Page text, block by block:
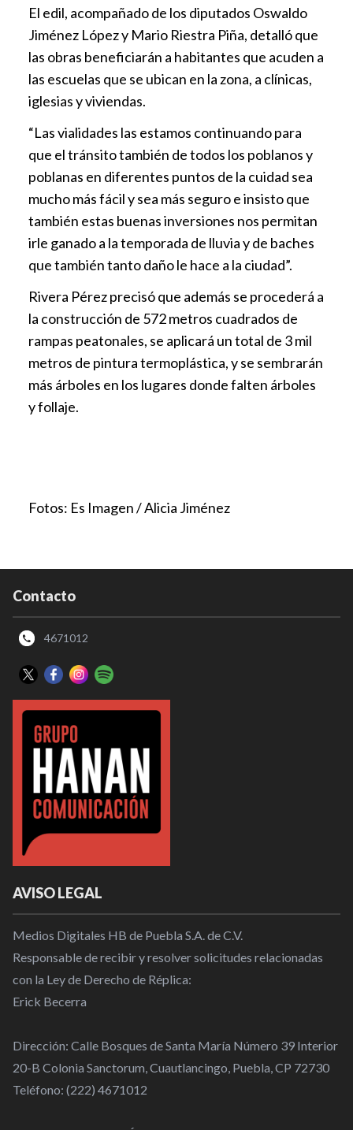
El edil, acompañado de los diputados Oswaldo
Jiménez López y Mario Riestra Piña, detalló que
las obras beneficiarán a habitantes que acuden a
las escuelas que se ubican en la zona, a clínicas,
iglesias y viviendas.
“Las vialidades las estamos continuando para
que el tránsito también de todos los poblanos y
poblanas en diferentes puntos de la cuidad sea
mucho más fácil y sea más seguro e insisto que
también estas buenas inversiones nos permitan
irle ganado a la temporada de lluvia y de baches
que también tanto daño le hace a la ciudad”.
Rivera Pérez precisó que además se procederá a
la construcción de 572 metros cuadrados de
rampas peatonales, se aplicará un total de 3 mil
metros de pintura termoplástica, y se sembrarán
más árboles en los lugares donde falten árboles
y follaje.
Fotos: Es Imagen / Alicia Jiménez
Contacto
4671012
AVISO LEGAL
Medios Digitales HB de Puebla S.A. de C.V.
Responsable de recibir y resolver solicitudes relacionadas
con la Ley de Derecho de Réplica:
Erick Becerra
Dirección: Calle Bosques de Santa María Número 39 Interior
20-B Colonia Sanctorum, Cuautlancingo, Puebla, CP 72730
Teléfono: (222) 4671012